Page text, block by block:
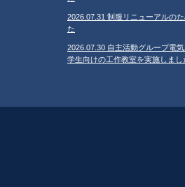
2026.07.31 制服リニューアルの
た
2026.07.30 自主活動グループ電
学生向けの工作教室を実施しまし